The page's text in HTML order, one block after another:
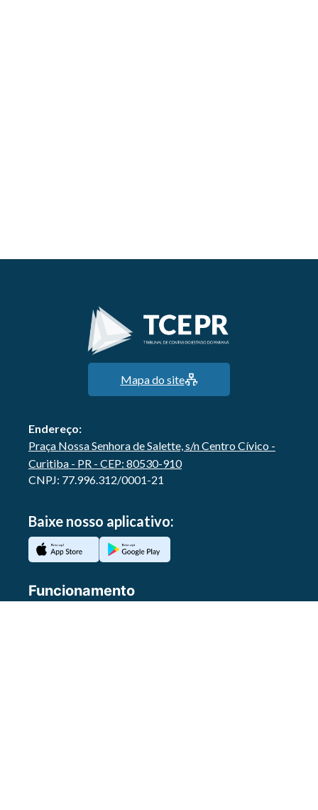
Mapa do site
Endereço:
Praça Nossa Senhora de Salette, s/n Centro Cívico -
Curitiba - PR - CEP: 80530-910
CNPJ: 77.996.312/0001-21
Baixe nosso aplicativo:
Funcionamento